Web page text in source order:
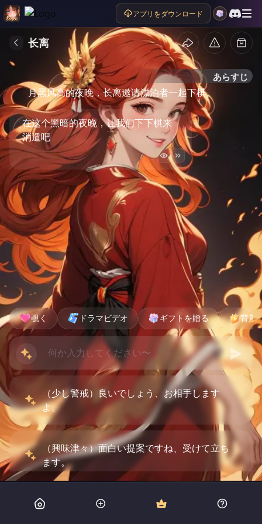
アプリをダウンロード
长离
あらすじ
月黑风高的夜晚，长离邀请漂泊者一起下棋
在这个黑暗的夜晚，让我们下下棋来
消遣吧
覗く ドラマビデオ ギフトを贈る 背景
（少し警戒）良いでしょう、お相手します
よ。
（興味津々）面白い提案ですね、受けて立ち
ます。